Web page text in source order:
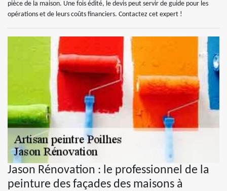
pièce de la maison. Une fois édité, le devis peut servir de guide pour les
opérations et de leurs coûts financiers. Contactez cet expert !
Jason Rénovation : le professionnel de la
peinture des façades des maisons à